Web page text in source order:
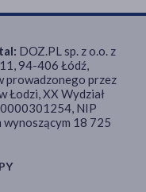
DOZ.PL sp. z o.o. z
94-406 Łódź,
prowadzonego przez
Łodzi, XX Wydział
0000301254, NIP
18 725